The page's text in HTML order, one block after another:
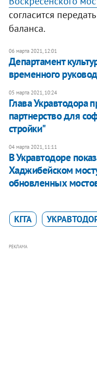
согласится
баланса.
06 марта 2021, 12:01
Департамент
временного
05 марта 2021, 10:24
Глава Укравтодора
партнерство для
стройки"
04 марта 2021, 11:11
В Укравтодоре
Хаджибейском
обновленных
КГГА
РЕКЛАМА